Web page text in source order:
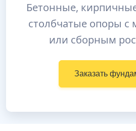
Бетонные,
столбчатые опоры
или сборным
Заказать